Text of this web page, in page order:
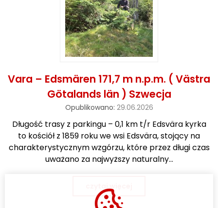
Vara – Edsmären 171,7 m n.p.m. ( Västra
Götalands län ) Szwecja
Opublikowano: 29.06.2026
Długość trasy z parkingu – 0,1 km t/r Edsvära kyrka
to kościół z 1859 roku we wsi Edsvära, stojący na
charakterystycznym wzgórzu, które przez długi czas
uważano za najwyższy naturalny…
czytaj więcej